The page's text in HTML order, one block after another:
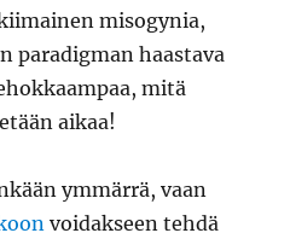
misogynia,
paradigman haastava
mitä
aikaa!
ymmärrä, vaan
voidakseen tehdä